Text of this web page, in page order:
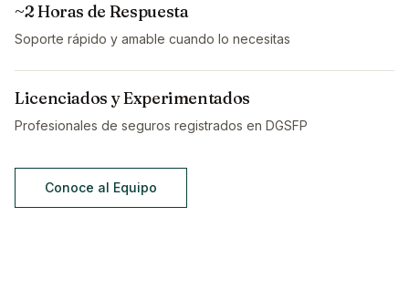
~2 Horas de Respuesta
Soporte rápido y amable cuando lo necesitas
Licenciados y Experimentados
Profesionales de seguros registrados en DGSFP
Conoce al Equipo